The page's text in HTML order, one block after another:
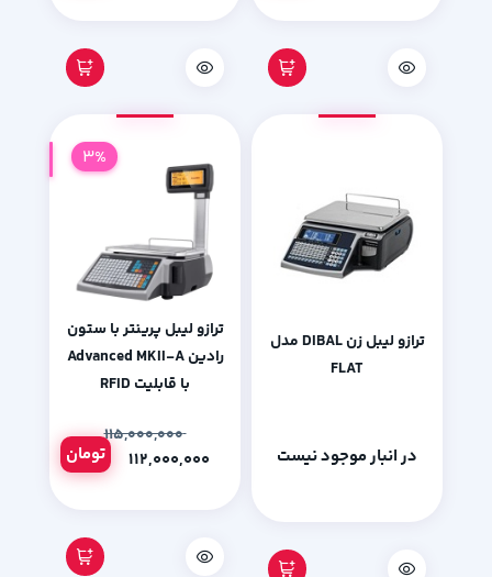
ترازو ليبل زن DIBAL مدل
FLAT
در انبار موجود نیست
ترازو لیبل پرینتر با ستون
رادین Advanced MKII-A
با قابلیت RFID
۱۱۵,۰۰۰,۰۰۰
تومان
3%